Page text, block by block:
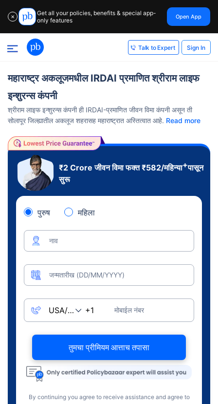
✕
Get all your policies, benefits & special app-
only features
Open App
Talk to Expert Sign In
महाराष्ट्र अकलूजमधील IRDAI प्रमाणित श्रीराम लाइफ
इन्शुरन्स कंपनी
श्रीराम लाइफ इन्शुरन्स कंपनी ही IRDAI-प्रमाणित जीवन विमा कंपनी असून ती
सोलापूर जिल्ह्यातील अकलूज शहरासह महाराष्ट्रात अस्तित्वात आहे. Read more
₹2 Croreजीवन विमा फक्त₹582/महिन्या+पासून
सुरू
पुरुष महिला
नाव
जन्मतारीख (DD/MM/YYYY)
मोबाईल नंबर
तुमचा प्रीमियम आत्ताच तपासा
By continuing you agree to receive assistance and agree to